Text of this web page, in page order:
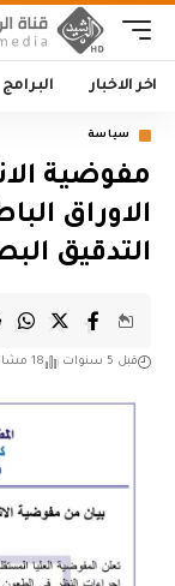
اخر الاخبار البرامج
سياسة
مفوضية
الاوراق
التدقيق
قبل 5 سنوات 18 مشاهدات